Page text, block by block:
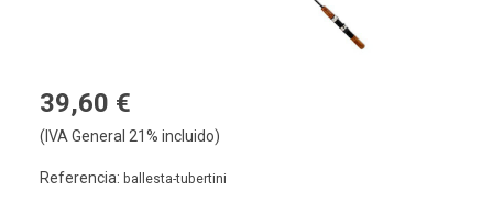
39,60 €
(IVA General 21% incluido)
Referencia: ballesta-tubertini